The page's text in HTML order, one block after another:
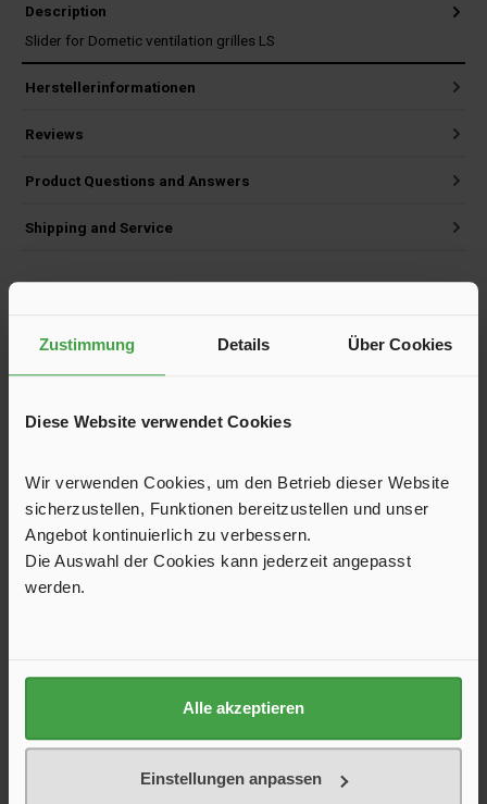
Zustimmung Details Über Cookies
Diese Website verwendet Cookies
Wir verwenden Cookies, um den Betrieb dieser Website
sicherzustellen, Funktionen bereitzustellen und unser
Angebot kontinuierlich zu verbessern.
Die Auswahl der Cookies kann jederzeit angepasst
werden.
Alle akzeptieren
Einstellungen anpassen
Description
Slider for Dometic ventilation grilles LS
Herstellerinformationen
Reviews
Product Questions and Answers
Shipping and Service
Skip product gallery
Customers also viewed
Slider for Dometic Ventilation Grilles LS,
beige, 1
Slider for Dometic ventilation grilles LS